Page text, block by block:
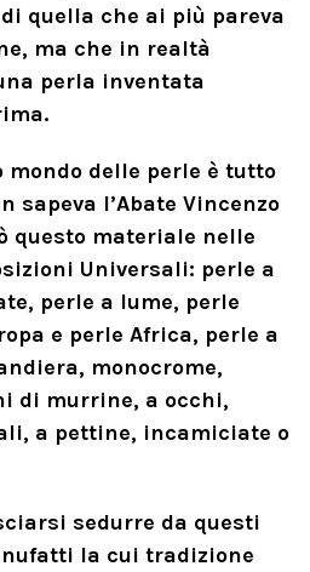
quella che ai più pareva
ma che in realtà
perla inventata
mondo delle perle è tutto
sapeva l’Abate Vincenzo
questo materiale nelle
Universali: perle a
perle a lume, perle
e perle Africa, perle a
monocrome,
di murrine, a occhi,
a pettine, incamiciate o
sedurre da questi
la cui tradizione